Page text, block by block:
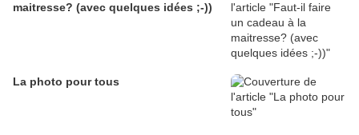
maitresse? (avec quelques idées ;-))
La photo pour tous